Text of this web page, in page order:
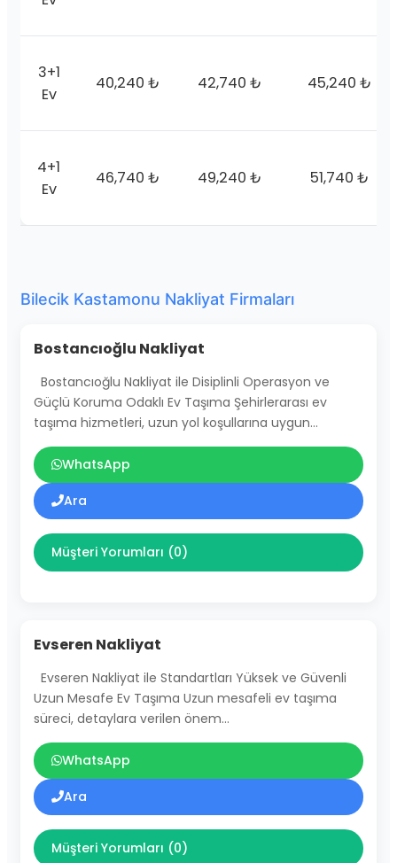
3+1
Ev
40,240 ₺ 42,740 ₺ 45,240 ₺
4+1
Ev
46,740 ₺ 49,240 ₺ 51,740 ₺
Bilecik Kastamonu Nakliyat Firmaları
Bostancıoğlu Nakliyat
Bostancıoğlu Nakliyat ile Disiplinli Operasyon ve
Güçlü Koruma Odaklı Ev Taşıma Şehirlerarası ev
taşıma hizmetleri, uzun yol koşullarına uygun…
WhatsApp
Ara
Müşteri Yorumları (0)
Evseren Nakliyat
Evseren Nakliyat ile Standartları Yüksek ve Güvenli
Uzun Mesafe Ev Taşıma Uzun mesafeli ev taşıma
süreci, detaylara verilen önem…
WhatsApp
Ara
Müşteri Yorumları (0)